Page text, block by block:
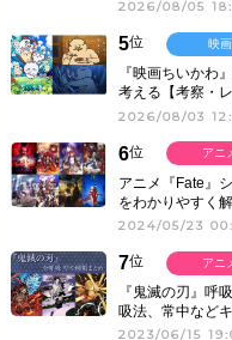
2026/08/05
5位
『映画ちいかわ
考える【考察・レ
2026/08/03
映画
6位
アニメ『Fate』
をわかりやすく
2024/05/23
アニ
7位
『鬼滅の刃』呼
吸法、常中など
2023/06/15
アニ